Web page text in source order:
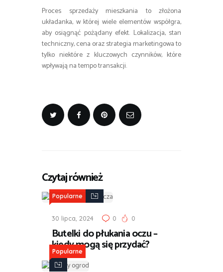
Proces sprzedaży mieszkania to złożona
układanka, w której wiele elementów współgra,
aby osiągnąć pożądany efekt. Lokalizacja, stan
techniczny, cena oraz strategia marketingowa to
tylko niektóre z kluczowych czynników, które
wpływają na tempo transakcji.
Czytaj również
Popularne
30 lipca, 2024 0 0
Butelki do płukania oczu –
kiedy mogą się przydać?
Popularne